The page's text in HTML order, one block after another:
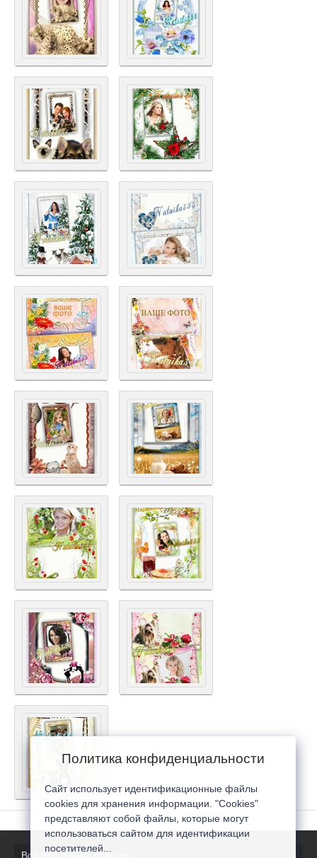
Все последние новости
Политика конфиденциальности
Сайт использует идентификационные файлы
cookies для хранения информации. "Cookies"
представляют собой файлы, которые могут
использоваться сайтом для идентификации
посетителей...